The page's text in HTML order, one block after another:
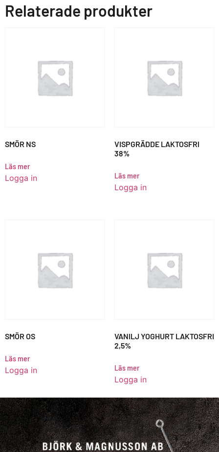
Relaterade produkter
SMÖR NS
Läs mer
Logga in
VISPGRÄDDE LAKTOSFRI
38%
Läs mer
Logga in
SMÖR OS
Läs mer
Logga in
VANILJ YOGHURT LAKTOSFRI
2,5%
Läs mer
Logga in